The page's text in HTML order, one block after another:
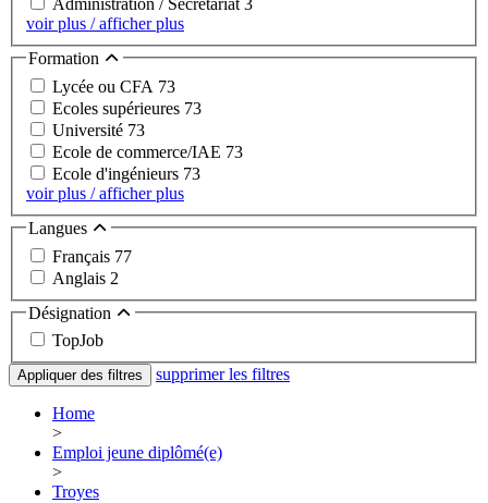
Administration / Secrétariat3
voir plus / afficher plus
Formation
Lycée ou CFA 73
Ecoles supérieures 73
Université 73
Ecole de commerce/IAE 73
Ecole d'ingénieurs 73
voir plus / afficher plus
Langues
Français 77
Anglais 2
Désignation
TopJob
Appliquer des filtres supprimer les filtres
Home
>
Emploi jeune diplômé(e)
>
Troyes